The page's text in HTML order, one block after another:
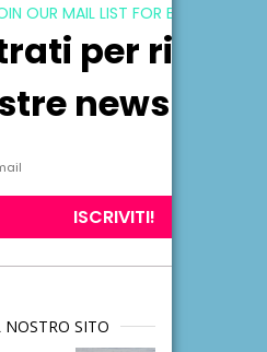
OUR MAIL LIST FOR EXCLUSIVE
per
SITO